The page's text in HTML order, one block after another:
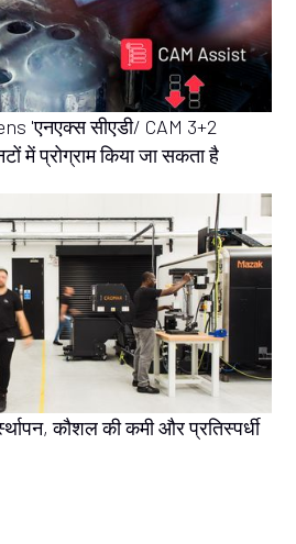
'एनएक्स सीएडी/ CAM 3+2
में प्रोग्राम किया जा सकता है
कौशल की कमी और प्रतिस्पर्धी